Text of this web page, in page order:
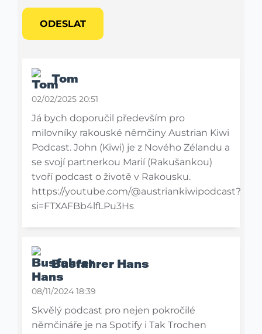
ODESLAT
Tom
02/02/2025 20:51
Já bych doporučil především pro
milovníky rakouské němčiny Austrian Kiwi
Podcast. John (Kiwi) je z Nového Zélandu a
se svojí partnerkou Marií (Rakušankou)
tvoří podcast o životě v Rakousku.
https://youtube.com/@austriankiwipodcast?
si=FTXAFBb4lfLPu3Hs
Busfahrer Hans
08/11/2024 18:39
Skvělý podcast pro nejen pokročilé
němčináře je na Spotify i Tak Trochen